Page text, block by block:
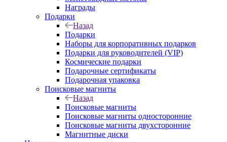
Награды
Подарки
Назад
Подарки
Наборы для корпоративных подарков
Подарки для руководителей (VIP)
Космические подарки
Подарочные сертификаты
Подарочная упаковка
Поисковые магниты
Назад
Поисковые магниты
Поисковые магниты односторонние
Поисковые магниты двухсторонние
Магнитные диски